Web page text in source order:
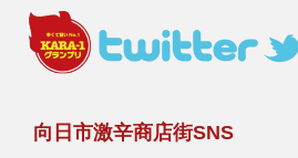
向日市激辛商店街SNS